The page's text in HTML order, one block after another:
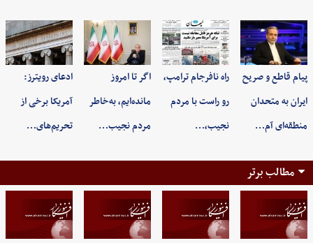
پیام قاطع و صریح
ایران به متحدان
منطقه‌ای آم…
راه نافرجام ترامپ،
رو راست با مردم
نجیب،…
اگر تا امروز
مانده‌ایم، به‌خاطر
مردم نجیب…
ادعای رویترز:
آمریکا برخی از
تحریم‌های…
مطالب برتر